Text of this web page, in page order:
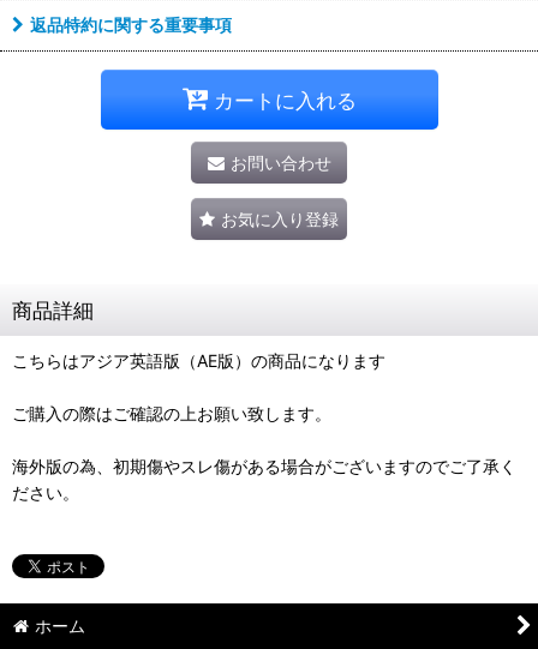
返品特約に関する重要事項
カートに入れる
お問い合わせ
お気に入り登録
商品詳細
こちらはアジア英語版（AE版）の商品になります
ご購入の際はご確認の上お願い致します。
海外版の為、初期傷やスレ傷がある場合がございますのでご了承く
ださい。
ホーム